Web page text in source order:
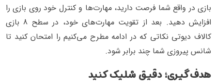
بازی در واقع شما فرصت دارید، مهارت‌ها و کنترل خود روی بازی را
افزایش ‌دهید. بعد از تقویت مهارت‌های خود، در سطح 8 بازی
کالاف دیوتی نکاتی که در ادامه مطرح می‌کنیم را امتحان کنید تا
شانس پیروزی شما چند برابر شود.
هدف‌گیری؛ دقیق شلیک کنید